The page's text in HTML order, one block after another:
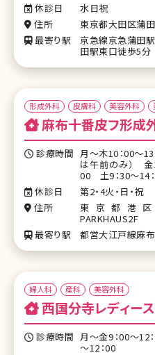
休診日
水日祝
住所
東京都大田区蒲
最寄り駅
京急線京急蒲田
田駅東口徒歩5分
形成外科 皮膚科 美容外科
麻布十番皮フ形成
診療時間 月～木10：00～
は午前のみ） 金
00 土9：30～14
休診日
第2・4火・日・祝
住所
東京都港区
PARKHAUS2F
最寄り駅
都営大江戸線麻
婦人科 産科 美容外科
西国分寺レディー
診療時間 月～金9：00～
～12：00